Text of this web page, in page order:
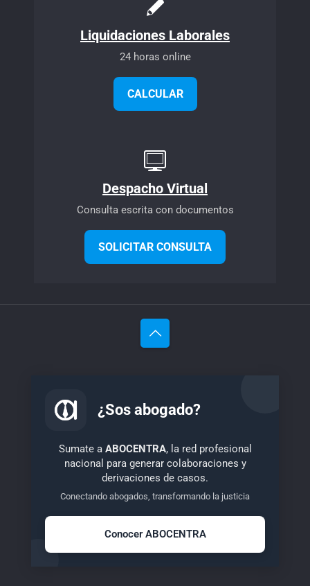
Liquidaciones Laborales
24 horas online
CALCULAR
Despacho Virtual
Consulta escrita con documentos
SOLICITAR CONSULTA
¿Sos abogado?
Sumate a ABOCENTRA, la red profesional
nacional para generar colaboraciones y
derivaciones de casos.
Conectando abogados, transformando la justicia
Conocer ABOCENTRA